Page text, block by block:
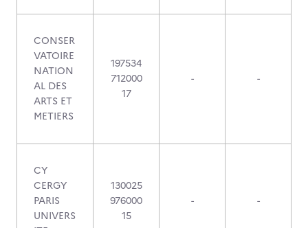
CONSER
VATOIRE
NATION
AL DES
ARTS ET
METIERS
197534
712000
17
- -
CY
CERGY
PARIS
UNIVERS
130025
976000
15
- -